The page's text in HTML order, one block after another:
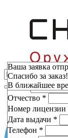
Зарезервировать
Фамилия*
Имя*
Отчество *
Номер лицензии
Дата выдачи *
Телефон *
Ваша заявка
Спасибо за заказ!
В ближайшее